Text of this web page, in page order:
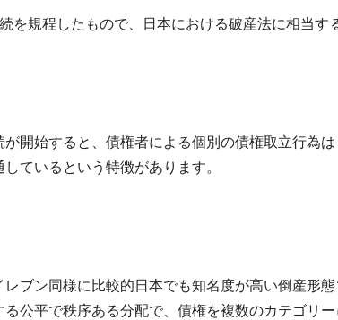
規程したもので、日本における破産法に相当す
開始すると、債権者による個別の債権取立行為
ているという特徴があります。
ブン同様に比較的日本でも知名度が高い倒産形
公平で秩序ある分配で、債権を複数のカテゴリー